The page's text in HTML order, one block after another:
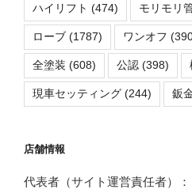
ハイリフト (474) モリモリ
ローブ (1787) ワンオフ
全塗装 (608) 公認 (398)
現車セッティング (244) 鈑
店舗情報
代表者（サイト運営責任者）